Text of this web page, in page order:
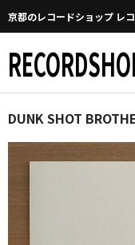
京都のレコードショップ レ
Home
マイページ
DUNK SHOT